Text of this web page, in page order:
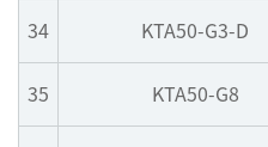
34 KTA50-G3-D
35 KTA50-G8